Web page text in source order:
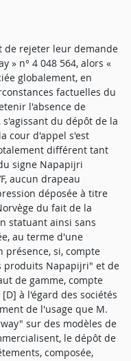
de rejeter leur demande
» n° 4 048 564, alors «
globalement, en
factuelles du
l'absence de
du dépôt de la
cour d'appel s'est
différent tant
signe Napapijri
aucun drapeau
déposée à titre
du fait de la
statuant ainsi sans
au terme d'une
présence, si, compte
produits Napapijri" et de
de gamme, compte
à l'égard des sociétés
de l'usage que M.
sur des modèles de
le dépôt de
composée,